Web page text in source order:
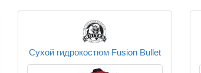
Сухой гидрокостюм Fusion Bullet